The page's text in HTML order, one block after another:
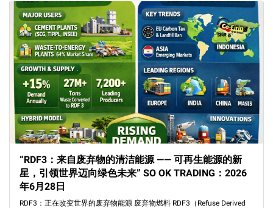
“RDF3：来自废弃物的清洁能源 —— 可再生能源的新
星，引领世界迈向绿色未来” SO OK TRADING：2026
年6月28日
RDF3：正在改变世界的废弃物能源 废弃物燃料 RDF3（Refuse Derived